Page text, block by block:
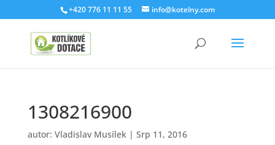
+420 776 11 11 55 info@kotelny.com
1308216900
autor: Vladislav Musílek| Srp 11, 2016